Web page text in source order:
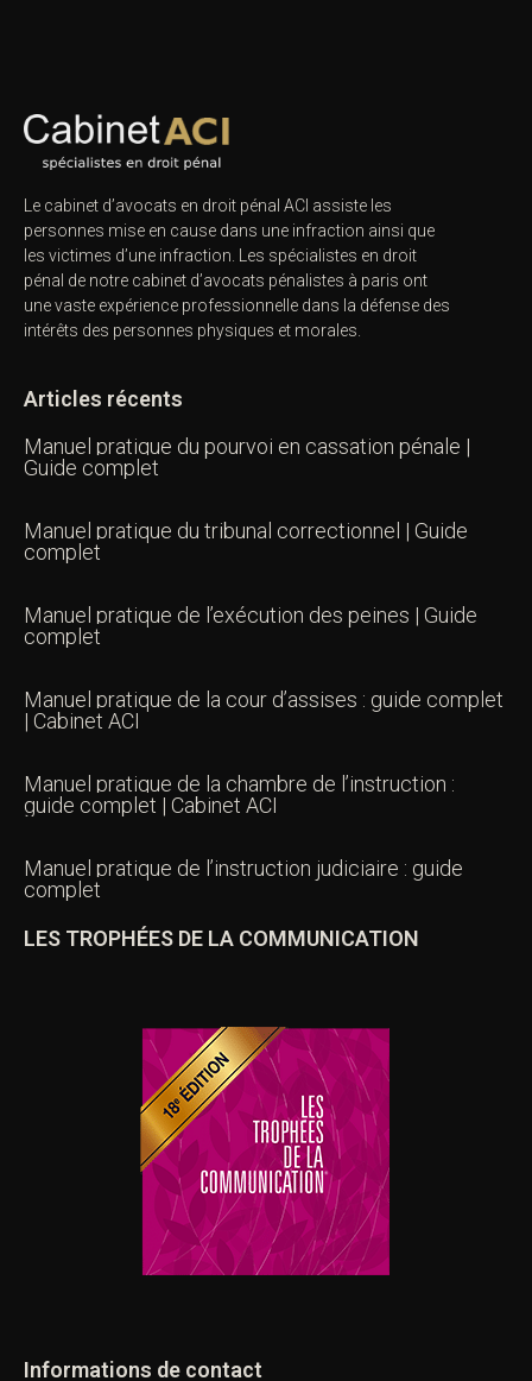
Le cabinet d’avocats en droit pénal ACI assiste les
personnes mise en cause dans une infraction ainsi que
les victimes d’une infraction. Les spécialistes en droit
pénal de notre cabinet d’avocats pénalistes à paris ont
une vaste expérience professionnelle dans la défense des
intérêts des personnes physiques et morales.
Articles récents
Manuel pratique du pourvoi en cassation pénale |
Guide complet
Manuel pratique du tribunal correctionnel | Guide
complet
Manuel pratique de l’exécution des peines | Guide
complet
Manuel pratique de la cour d’assises : guide complet
| Cabinet ACI
Manuel pratique de la chambre de l’instruction :
guide complet | Cabinet ACI
Manuel pratique de l’instruction judiciaire : guide
complet
LES TROPHÉES DE LA COMMUNICATION
Informations de contact